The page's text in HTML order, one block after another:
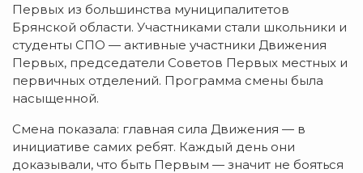
Первых из большинства муниципалитетов
Брянской области. Участниками стали школьники и
студенты СПО — активные участники Движения
Первых, председатели Советов Первых местных и
первичных отделений. Программа смены была
насыщенной.
Смена показала: главная сила Движения — в
инициативе самих ребят. Каждый день они
доказывали, что быть Первым — значит не бояться